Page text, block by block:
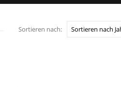
Sortieren nach: